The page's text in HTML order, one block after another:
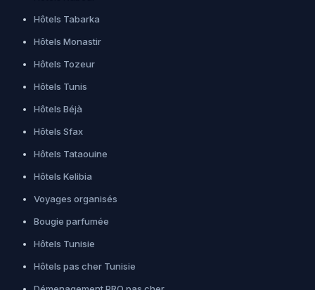
Hôtels Tabarka
Hôtels Monastir
Hôtels Tozeur
Hôtels Tunis
Hôtels Béjà
Hôtels Sfax
Hôtels Tataouine
Hôtels Kelibia
Voyages organisés
Bougie parfumée
Hôtels Tunisie
Hôtels pas cher Tunisie